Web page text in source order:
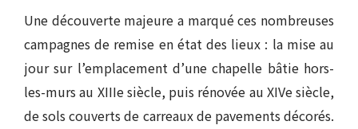
Une découverte majeure a marqué ces nombreuses
campagnes de remise en état des lieux : la mise au
jour sur l’emplacement d’une chapelle bâtie hors-
les-murs au XIIIe siècle, puis rénovée au XIVe siècle,
de sols couverts de carreaux de pavements décorés.